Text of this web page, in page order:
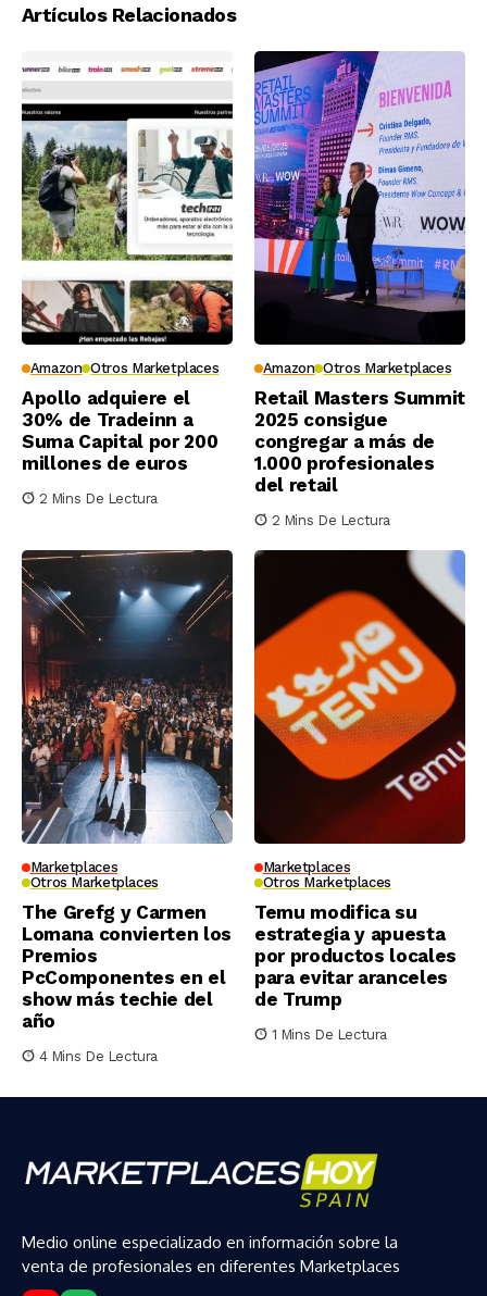
Artículos Relacionados
Amazon Otros Marketplaces
Apollo adquiere el
30% de Tradeinn a
Suma Capital por 200
millones de euros
2 Mins De Lectura
Amazon Otros Marketplaces
Retail Masters Summit
2025 consigue
congregar a más de
1.000 profesionales
del retail
2 Mins De Lectura
Marketplaces
Otros Marketplaces
The Grefg y Carmen
Lomana convierten los
Premios
PcComponentes en el
show más techie del
año
4 Mins De Lectura
Marketplaces
Otros Marketplaces
Temu modifica su
estrategia y apuesta
por productos locales
para evitar aranceles
de Trump
1 Mins De Lectura
Medio online especializado en información sobre la
venta de profesionales en diferentes Marketplaces